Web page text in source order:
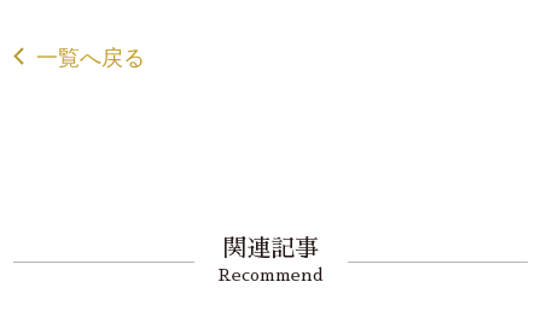
一覧へ戻る
関連記事
Recommend